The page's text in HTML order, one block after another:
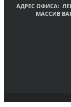
АДРЕС ОФИСА:
МАССИВ